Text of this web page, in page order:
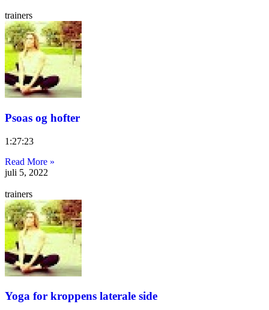
trainers
Psoas og hofter
1:27:23
Read More »
juli 5, 2022
trainers
Yoga for kroppens laterale side